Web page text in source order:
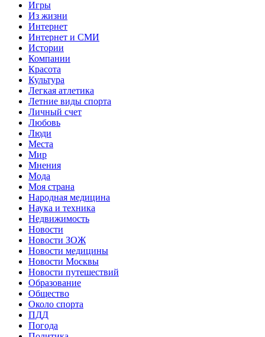
Игры
Из жизни
Интернет
Интернет и СМИ
Истории
Компании
Красота
Культура
Легкая атлетика
Летние виды спорта
Личный счет
Любовь
Люди
Места
Мир
Мнения
Мода
Моя страна
Народная медицина
Наука и техника
Недвижимость
Новости
Новости ЗОЖ
Новости медицины
Новости Москвы
Новости путешествий
Образование
Общество
Около спорта
ПДД
Погода